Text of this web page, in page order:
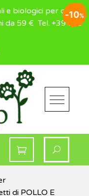
e biologici per cani e
da 59 € Tel. +39 049
di POLLO E
16
16%
16%
19%
19%
28%
28%
10%
10%